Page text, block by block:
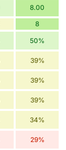
8.00
8
50%
39%
39%
39%
34%
29%